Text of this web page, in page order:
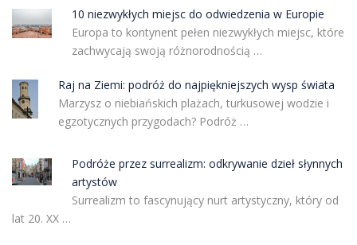
10 niezwykłych miejsc do odwiedzenia w Europie
Europa to kontynent pełen niezwykłych miejsc, które
zachwycają swoją różnorodnością …
Raj na Ziemi: podróż do najpiękniejszych wysp świata
Marzysz o niebiańskich plażach, turkusowej wodzie i
egzotycznych przygodach? Podróż …
Podróże przez surrealizm: odkrywanie dzieł słynnych
artystów
Surrealizm to fascynujący nurt artystyczny, który od
lat 20. XX …